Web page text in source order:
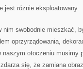
jest różnie eksploatowany.
nim swobodnie mieszkać,
oprzyrządowania,
otoczeniu musimy
się, że zamiana